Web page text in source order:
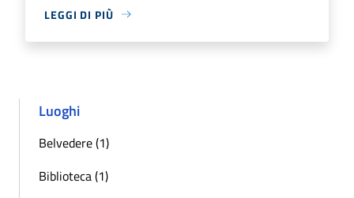
LEGGI DI PIÙ
Luoghi
Belvedere (1)
Biblioteca (1)